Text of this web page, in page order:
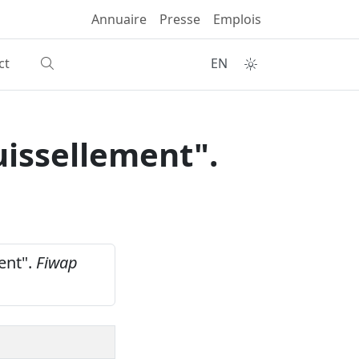
Annuaire Presse Emplois
EN
Fiwap